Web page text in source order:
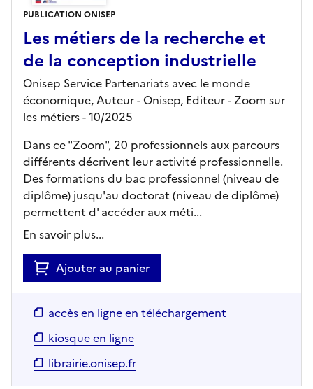
PUBLICATION ONISEP
Les métiers de la recherche et
de la conception industrielle
Onisep Service Partenariats avec le monde
économique, Auteur - Onisep, Editeur- Zoom sur
les métiers- 10/2025
Dans ce "Zoom", 20 professionnels aux parcours
différents décrivent leur activité professionnelle.
Des formations du bac professionnel (niveau de
diplôme) jusqu'au doctorat (niveau de diplôme)
permettent d' accéder aux méti...
En savoir plus...
Ajouter au panier
accès en ligne en téléchargement
kiosque en ligne
librairie.onisep.fr